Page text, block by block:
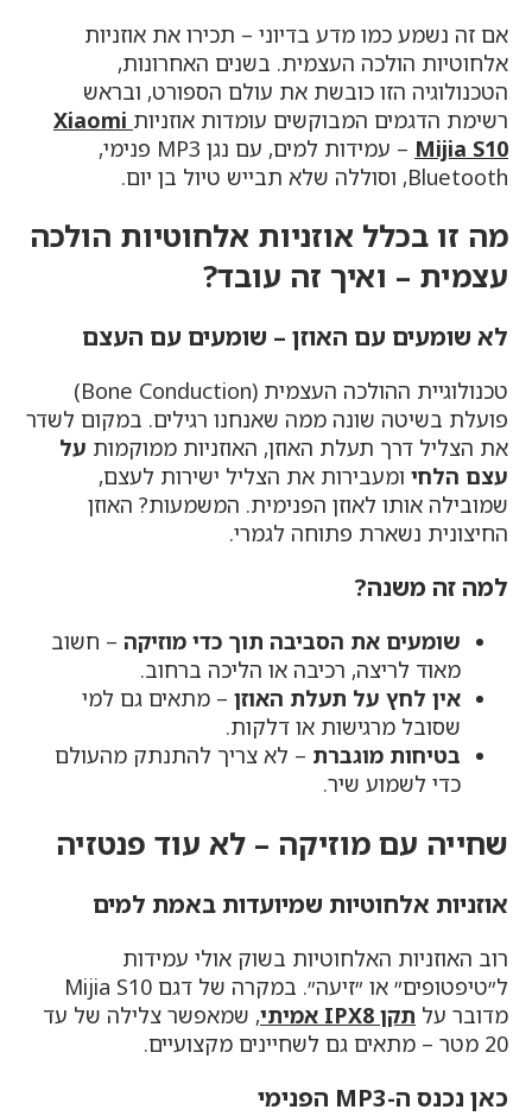
אם זה נשמע כמו מדע בדיוני – תכירו את אוזניות
אלחוטיות הולכה העצמית. בשנים האחרונות,
הטכנולוגיה הזו כובשת את עולם הספורט, ובראש
רשימת הדגמים המבוקשים עומדות אוזניות Xiaomi
Mijia S10
– עמידות למים, עם נגן MP3 פנימי,
Bluetooth, וסוללה שלא תבייש טיול בן יום.
מה זו בכלל אוזניות אלחוטיות הולכה
עצמית – ואיך זה עובד?
לא שומעים עם האוזן – שומעים עם העצם
טכנולוגיית ההולכה העצמית (Bone Conduction)
פועלת בשיטה שונה ממה שאנחנו רגילים. במקום לשדר
את הצליל דרך תעלת האוזן, האוזניות ממוקמות על
עצם הלחי ומעבירות את הצליל ישירות לעצם,
שמובילה אותו לאוזן הפנימית. המשמעות? האוזן
החיצונית נשארת פתוחה לגמרי.
למה זה משנה?
שומעים את הסביבה תוך כדי מוזיקה – חשוב
מאוד לריצה, רכיבה או הליכה ברחוב.
אין לחץ על תעלת האוזן – מתאים גם למי
שסובל מרגישות או דלקות.
בטיחות מוגברת – לא צריך להתנתק מהעולם
כדי לשמוע שיר.
שחייה עם מוזיקה – לא עוד פנטזיה
אוזניות אלחוטיות שמיועדות באמת למים
רוב האוזניות האלחוטיות בשוק אולי עמידות
ל״טיפטופים״ או ״זיעה״. במקרה של דגם Mijia S10
מדובר על תקן IPX8 אמיתי
, שמאפשר צלילה של עד
20 מטר – מתאים גם לשחיינים מקצועיים.
כאן נכנס ה-MP3 הפנימי